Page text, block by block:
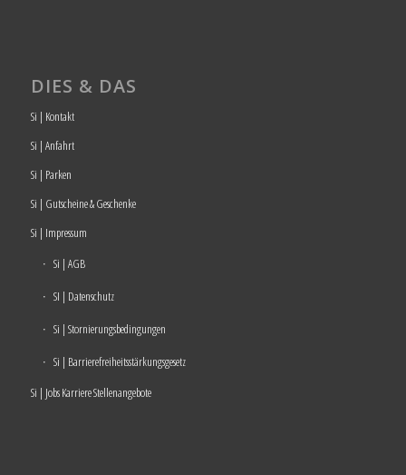
DIES & DAS
Si | Kontakt
Si | Anfahrt
Si | Parken
Si | Gutscheine & Geschenke
Si | Impressum
Si | AGB
SI | Datenschutz
Si | Stornierungsbedingungen
Si | Barrierefreiheitsstärkungsgesetz
Si | Jobs Karriere Stellenangebote